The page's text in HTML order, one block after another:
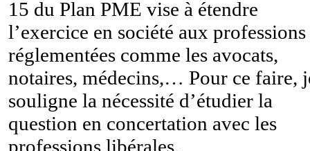
15 du Plan PME vise à étendre
l’exercice en société aux professions
réglementées comme les avocats,
notaires, médecins,… Pour ce faire,
souligne la nécessité d’étudier la
question en concertation avec les
professions libérales.